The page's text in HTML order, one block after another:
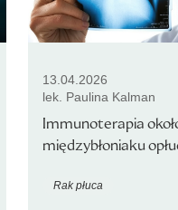
13.04.2026
lek. Paulina Kalman
Immunoterapia
międzybłoniaku
Rak płuca